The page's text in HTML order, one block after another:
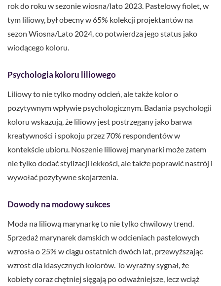
rok do roku w sezonie wiosna/lato 2023. Pastelowy fiolet, w
tym liliowy, był obecny w 65% kolekcji projektantów na
sezon Wiosna/Lato 2024, co potwierdza jego status jako
wiodącego koloru.
Psychologia koloru liliowego
Liliowy to nie tylko modny odcień, ale także kolor o
pozytywnym wpływie psychologicznym. Badania psychologii
koloru wskazują, że liliowy jest postrzegany jako barwa
kreatywności i spokoju przez 70% respondentów w
kontekście ubioru. Noszenie liliowej marynarki może zatem
nie tylko dodać stylizacji lekkości, ale także poprawić nastrój i
wywołać pozytywne skojarzenia.
Dowody na modowy sukces
Moda na liliową marynarkę to nie tylko chwilowy trend.
Sprzedaż marynarek damskich w odcieniach pastelowych
wzrosła o 25% w ciągu ostatnich dwóch lat, przewyższając
wzrost dla klasycznych kolorów. To wyraźny sygnał, że
kobiety coraz chętniej sięgają po odważniejsze, lecz wciąż